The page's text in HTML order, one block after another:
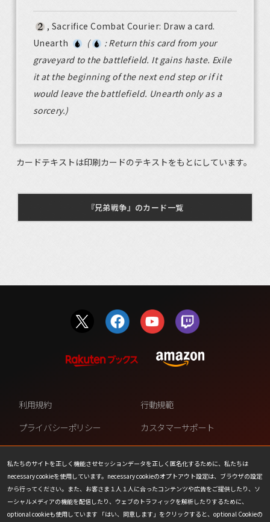
, Sacrifice Combat Courier: Draw a card.
Unearth
(
: Return this card from your
graveyard to the battlefield. It gains haste. Exile
it at the beginning of the next end step or if it
would leave the battlefield. Unearth only as a
sorcery.)
カードテキストは印刷カードのテキストをもとにしています。
『兄弟戦争』のカード一覧
私たちのサイトを正しく機能させセッションデータを正しく匿名化するために、私たちは
necessary cookieを使用しています。necessary cookieのオプトアウト設定は、ブラウザの設定
から行ってください。また、お客さま１人１人に合ったコンテンツや広告をご提供したり、ソ
ーシャルメディアの機能を配信したり、ウェブのトラフィックを解析したりするために、
optional cookieも使用しています 「はい、同意します」をクリックすると、optional Cookieの
利用規約
行動規範
プライバシーポリシー
カスタマーサポート
ファンコンテンツ・ポリシー
個人情報の販売や共有を許可し
ない
COOKIE
プレスリリース
会社情報
お問い合わせ